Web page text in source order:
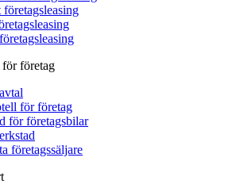
företagsleasing
för företag
för företag
för företagsbilar
företagssäljare